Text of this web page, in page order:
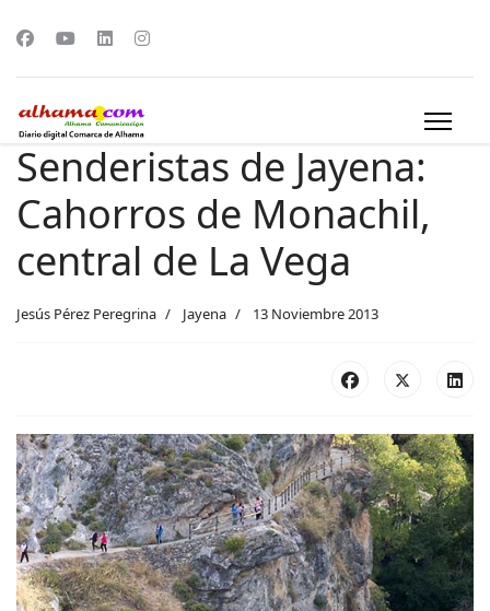
Senderistas de Jayena:
Cahorros de Monachil,
central de La Vega
Jesús Pérez Peregrina Jayena 13 Noviembre 2013